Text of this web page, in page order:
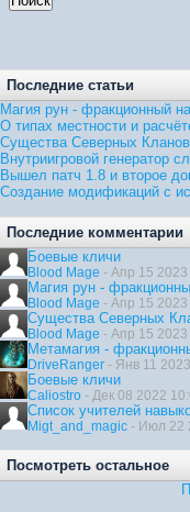
Последние статьи
Магия рун - фракционный
О типах местности и
Существа Северных Кланов
Внутриигровой генератор
Вышел патч 1.8 и второе
Создание модификаций с
Последние комментарии
Боевые кличи
Blood Mage - Апр 15 2023
Магия рун -
Blood Mage - Апр 15 2023
Существа Северных
Blood Mage - Апр 15 2023
Метамагия -
DriveRanger - Янв 11
Боевые кличи
Caliostro - Дек 08 2022
Список учителей
Migt_and_magic - Июл 22
Посмотреть остальное